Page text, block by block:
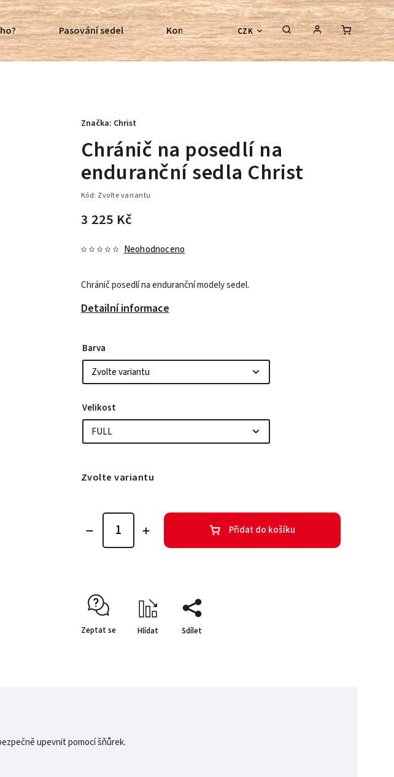
CZK
Pasování sedel Kontroly bezkostrových sedel Poradenství
Chránič na posedlí na
enduranční sedla Christ
Kód: Zvolte variantu
3 225 Kč
Neohodnoceno
Chránič posedlí na enduranční modely sedel.
Detailní informace
Značka: Christ
Barva
Velikost
Zvolte variantu
Přidat do košíku
Zeptat se Hlídat Sdílet
upevnit pomocí šňůrek.